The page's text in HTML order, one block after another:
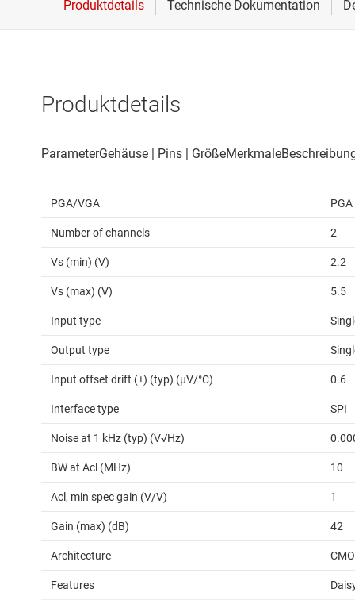
Produktdetails
PGA/VGA PGA
Number of channels 2
Vs (min) (V) 2.2
Vs (max) (V) 5.5
Input type
Output type
Input offset drift (±) (typ) (µV/°C) 0.6
Interface type SPI
Noise at 1 kHz (typ) (V√Hz)
BW at Acl (MHz) 10
Acl, min spec gain (V/V) 1
Gain (max) (dB) 42
Architecture
Features